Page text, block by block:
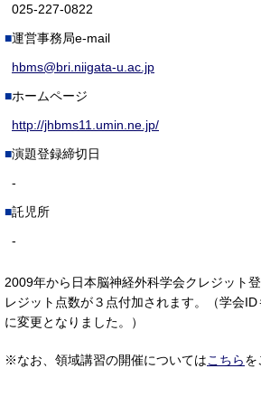
025-227-0822
運営事務局e-mail
hbms@bri.niigata-u.ac.jp
ホームページ
http://jhbms11.umin.ne.jp/
演題登録締切日
-
託児所
-
2009年から日本脳神経外科学会クレジット
レジット点数が３点付加されます。（学
に変更となりました。）
※なお、領域講習の開催についてはこちらを